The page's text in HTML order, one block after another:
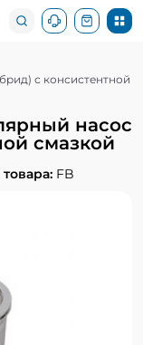
с консистентной
насос
смазкой
FB